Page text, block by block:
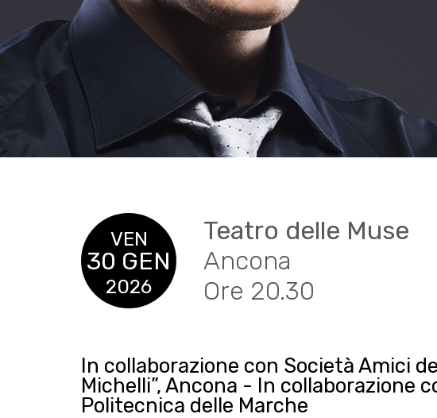
VEN
30 GEN
2026
Teatro delle Muse
Ancona
Ore 20.30
In collaborazione con Società Amici
Michelli”, Ancona - In collaborazione
Politecnica delle Marche